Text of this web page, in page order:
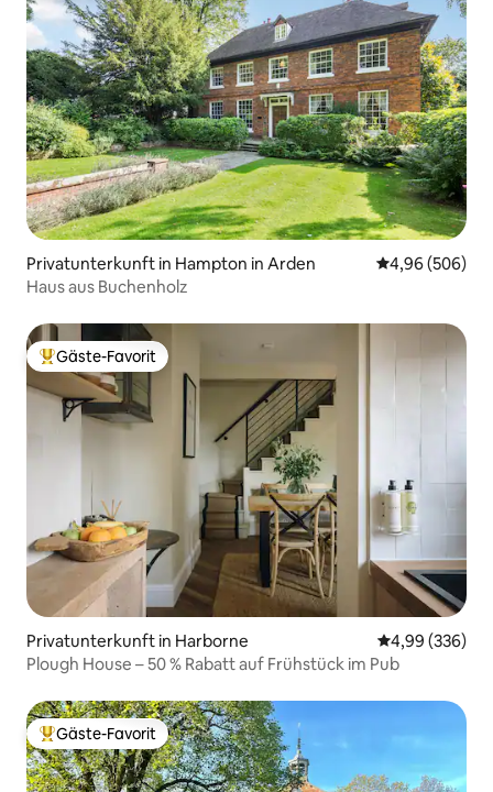
Privatunterkunft in Hampton in Arden
4,96 (506)
Haus aus Buchenholz
Beliebter Gäste-Favorit.
Gäste-Favorit
Privatunterkunft in Harborne
4,99 (336)
Plough House – 50 % Rabatt auf Frühstück im Pub
Beliebter Gäste-Favorit.
Gäste-Favorit